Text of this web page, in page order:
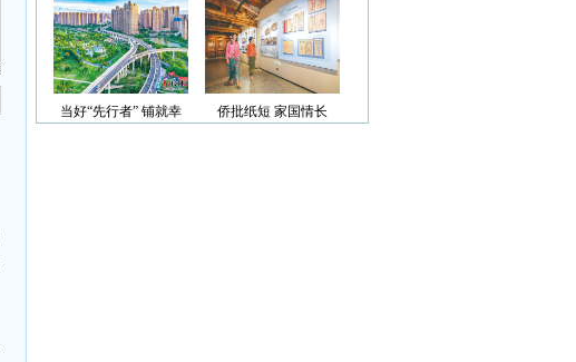
当好“先行者” 铺就幸
侨批纸短 家国情长